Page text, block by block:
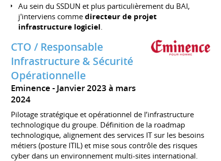
Au sein du SSDUN et plus particulièrement du BAI,
j'interviens commedirecteur de projet
infrastructure logiciel
CTO / Responsable
Infrastructure & Sécurité
Opérationnelle
Eminence
Janvier 2023 à mars
2024
Pilotage stratégique et opérationnel de l’infrastructure
technologique du groupe. Définition de la roadmap
technologique, alignement des services IT sur les besoins
métiers (posture ITIL) et mise sous contrôle des risques
cyber dans un environnement multi-sites international.